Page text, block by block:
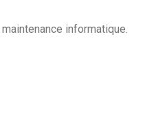
informatique.